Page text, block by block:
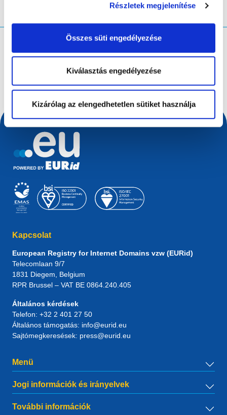
Részletek megjelenítése
Összes süti engedélyezése
Kiválasztás engedélyezése
Kizárólag az elengedhetetlen sütiket használja
Kapcsolat
European Registry for Internet Domains vzw (EURid)
Telecomlaan 9/7
1831 Diegem, Belgium
RPR Brussel – VAT BE 0864.240.405
Általános kérdések
Telefon: +32 2 401 27 50
Általános támogatás: info@eurid.eu
Sajtómegkeresések: press@eurid.eu
Menü
Jogi információk és irányelvek
További információk